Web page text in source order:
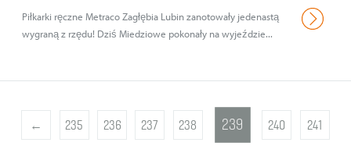
Piłkarki ręczne Metraco Zagłębia Lubin zanotowały jedenastą
wygraną z rzędu! Dziś Miedziowe pokonały na wyjeździe...
← 235 236 237 238 239 240 241